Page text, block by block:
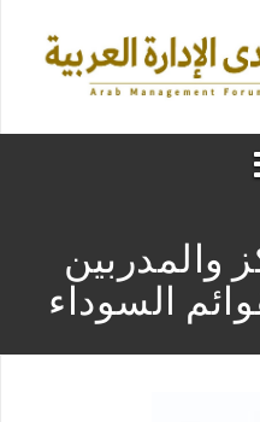
والمدربين
السوداء